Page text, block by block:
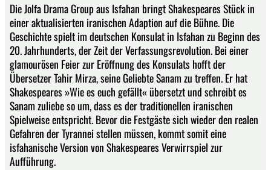
Die Jolfa Drama Group aus Isfahan bringt Shakespeares Stück in
einer aktualisierten iranischen Adaption auf die Bühne. Die
Geschichte spielt im deutschen Konsulat in Isfahan zu Beginn des
20. Jahrhunderts, der Zeit der Verfassungsrevolution. Bei einer
glamourösen Feier zur Eröffnung des Konsulats hofft der
Übersetzer Tahir Mirza, seine Geliebte Sanam zu treffen. Er hat
Shakespeares »Wie es euch gefällt« übersetzt und schreibt es
Sanam zuliebe so um, dass es der traditionellen iranischen
Spielweise entspricht. Bevor die Festgäste sich wieder den realen
Gefahren der Tyrannei stellen müssen, kommt somit eine
isfahanische Version von Shakespeares Verwirrspiel zur
Aufführung.